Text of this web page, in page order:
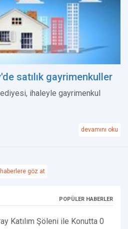
satılık gayrimenkuller
ihaleyle gayrimenkul
devamını oku
göz at
POPÜLER HABERLER
Katılım Şöleni ile Konutta 0